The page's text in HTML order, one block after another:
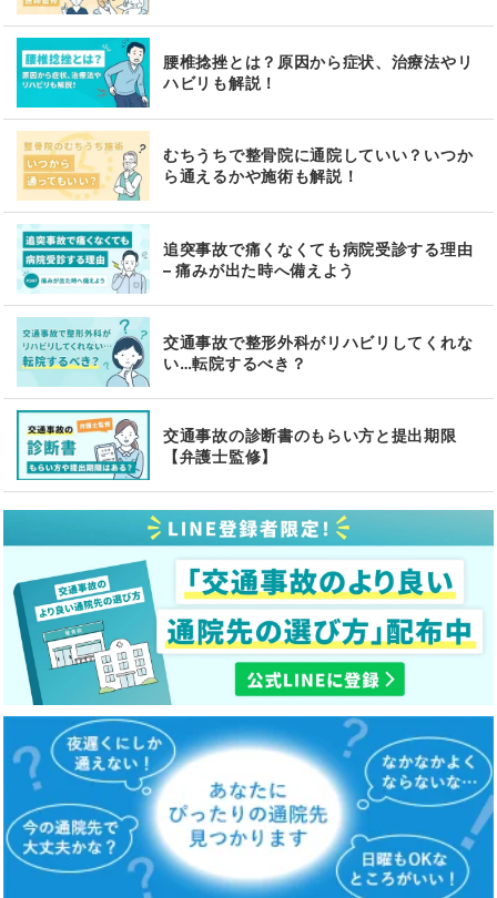
腰椎捻挫とは？原因から症状、治療法やリ
ハビリも解説！
むちうちで整骨院に通院していい？いつか
ら通えるかや施術も解説！
追突事故で痛くなくても病院受診する理由
– 痛みが出た時へ備えよう
交通事故で整形外科がリハビリしてくれな
い…転院するべき？
交通事故の診断書のもらい方と提出期限
【弁護士監修】